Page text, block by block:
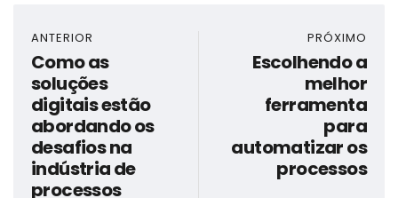
ANTERIOR
Como as
soluções
digitais estão
abordando os
desafios na
indústria de
processos
PRÓXIMO
Escolhendo a
melhor
ferramenta
para
automatizar os
processos